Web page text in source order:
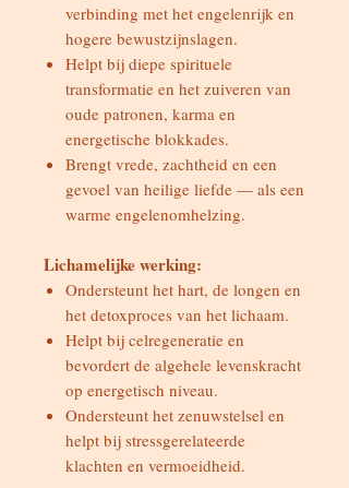
verbinding met het engelenrijk en
hogere bewustzijnslagen.
Helpt bij diepe spirituele
transformatie en het zuiveren van
oude patronen, karma en
energetische blokkades.
Brengt vrede, zachtheid en een
gevoel van heilige liefde — als een
warme engelenomhelzing.
Lichamelijke werking:
Ondersteunt het hart, de longen en
het detoxproces van het lichaam.
Helpt bij celregeneratie en
bevordert de algehele levenskracht
op energetisch niveau.
Ondersteunt het zenuwstelsel en
helpt bij stressgerelateerde
klachten en vermoeidheid.